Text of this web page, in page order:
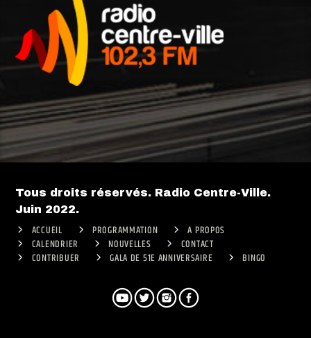
Tous droits réservés. Radio Centre-Ville.
Juin 2022.
ACCUEIL PROGRAMMATION
A PROPOS
CALENDRIER
NOUVELLES
CONTACT
CONTRIBUER
GALA DE 51E ANNIVERSAIRE BINGO